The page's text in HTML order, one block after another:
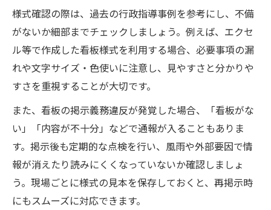
様式確認の際は、過去の行政指導事例を参考にし、不備
がないか細部までチェックしましょう。例えば、エクセ
ル等で作成した看板様式を利用する場合、必要事項の漏
れや文字サイズ・色使いに注意し、見やすさと分かりや
すさを重視することが大切です。
また、看板の掲示義務違反が発覚した場合、「看板がな
い」「内容が不十分」などで通報が入ることもありま
す。掲示後も定期的な点検を行い、風雨や外部要因で情
報が消えたり読みにくくなっていないか確認しましょ
う。現場ごとに様式の見本を保存しておくと、再掲示時
にもスムーズに対応できます。